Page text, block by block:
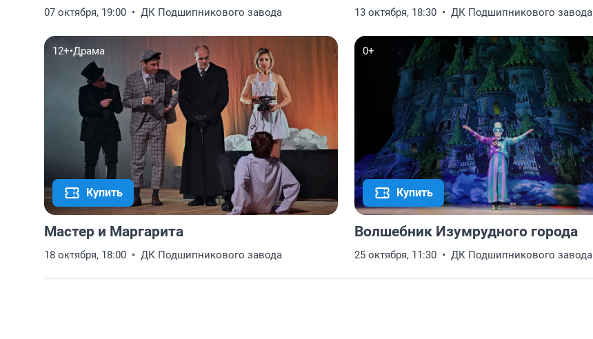
07 октября, 19:00 ДК Подшипникового завода 13 октября, 18:30 ДК Подшипникового завода
12+•Драма
Купить
Мастер и Маргарита
18 октября, 18:00 ДК Подшипникового завода
0+
Купить
Волшебник Изумрудного города
25 октября, 11:30 ДК Подшипникового завода